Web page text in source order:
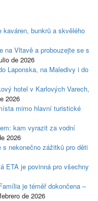
kaváren, bunkrů a skvělého
na Vltavě a probouzejte se s
de 2026
Laponska, na Maledivy i do
hotel v Karlových Varech,
2026
mimo hlavní turistické
kam vyrazit za vodní
2026
s nekonečno zážitků pro děti
ETA je povinná pro všechny
je téměř dokončena –
de 2026